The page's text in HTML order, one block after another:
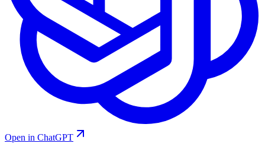
Open in ChatGPT